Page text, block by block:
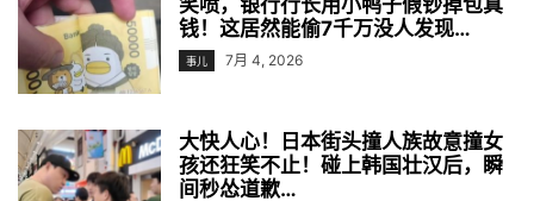
笑喷，银行行长用小鸭子假钞掉包真
钱！这居然能偷7千万没人发现…
事儿 7月 4, 2026
大快人心！日本街头撞人族故意撞女
孩还狂笑不止！碰上韩国壮汉后，瞬
间秒怂道歉…